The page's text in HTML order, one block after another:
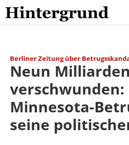
Skip
to
content
Berliner Zeitung über
Neun
verschwunden:
Minnesota-
seine